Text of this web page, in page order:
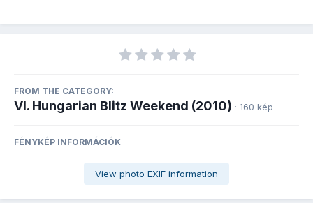
FROM THE CATEGORY:
VI. Hungarian Blitz Weekend (2010) · 160 kép
FÉNYKÉP INFORMÁCIÓK
View photo EXIF information